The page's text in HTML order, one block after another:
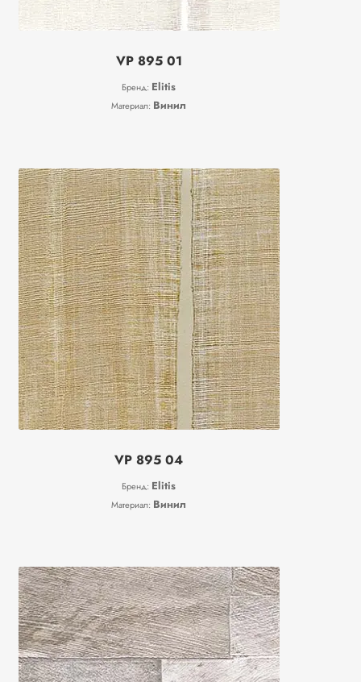
VP 895 01
Бренд: Elitis
Материал: Винил
VP 895 04
Бренд: Elitis
Материал: Винил